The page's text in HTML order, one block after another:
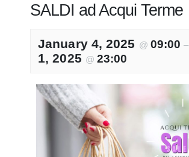
SALDI ad Acqui Terme
January 4, 2025 @ 09:00–
1, 2025 @23:00